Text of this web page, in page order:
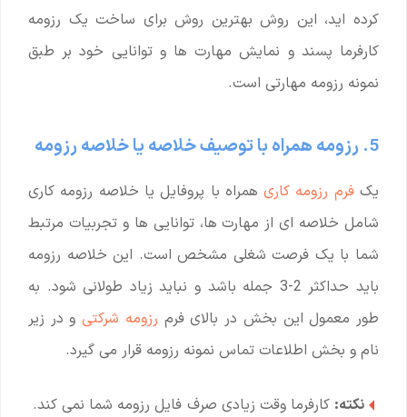
کرده اید، این روش بهترین روش برای ساخت یک رزومه
کارفرما پسند و نمایش مهارت ها و توانایی خود بر طبق
نمونه رزومه مهارتی است.
5. رزومه همراه با توصیف خلاصه یا خلاصه رزومه
یکفرم رزومه کاریهمراه با پروفایل یا خلاصه رزومه کاری
شامل خلاصه ای از مهارت ها، توانایی ها و تجربیات مرتبط
شما با یک فرصت شغلی مشخص است. این خلاصه رزومه
باید حداکثر 2-3 جمله باشد و نباید زیاد طولانی شود. به
طور معمول این بخش در بالای فرم رزومه شرکتیو در زیر
نام و بخش اطلاعات تماس نمونه رزومه قرار می گیرد.
نکته: کارفرما وقت زیادی صرف فایل رزومه شما نمی کند.